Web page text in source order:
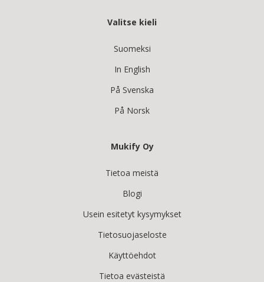
Valitse kieli
Suomeksi
In English
På Svenska
På Norsk
Mukify Oy
Tietoa meistä
Blogi
Usein esitetyt kysymykset
Tietosuojaseloste
Käyttöehdot
Tietoa evästeistä